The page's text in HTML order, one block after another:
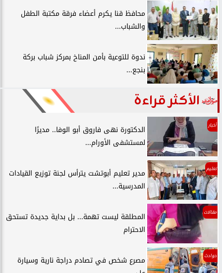
محافظ قنا يكرم أعضاء فرقة مكتبة الطفل
والشباب...
ندوة للتوعية بأمن المناخ بمركز شباب بركة
بنجع...
الأكثر قراءة
أخبار
الدكتورة نهى فاروق أبو الوفا.. مديرًا
لمستشفى الأورام...
تعليم
مدير تعليم أبوتشت يترأس لجنة توزيع القيادات
المدرسية...
مقالات
المطلقة ليست تهمة... بل بداية جديدة تستحق
الاحترام
حوادث
مصرع شخص في تصادم دراجة نارية وسيارة